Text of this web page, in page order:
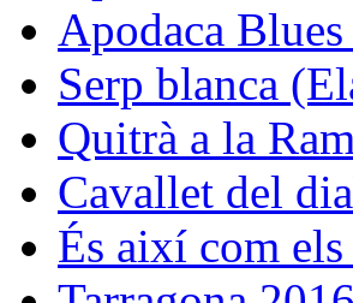
Apodaca Blues
Serp blanca
Quitrà a la
Cavallet del
És així com